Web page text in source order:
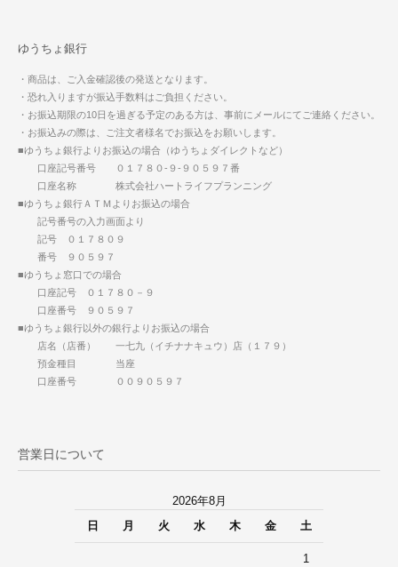
ゆうちょ銀行
・商品は、ご入金確認後の発送となります。
・恐れ入りますが振込手数料はご負担ください。
・お振込期限の10日を過ぎる予定のある方は、事前にメールにてご連絡ください。
・お振込みの際は、ご注文者様名でお振込をお願いします。
■ゆうちょ銀行よりお振込の場合（ゆうちょダイレクトなど）
口座記号番号 ０１７８０-９-９０５９７番
口座名称 株式会社ハートライフプランニング
■ゆうちょ銀行ＡＴＭよりお振込の場合
記号番号の入力画面より
記号 ０１７８０９
番号 ９０５９７
■ゆうちょ窓口での場合
口座記号 ０１７８０－９
口座番号 ９０５９７
■ゆうちょ銀行以外の銀行よりお振込の場合
店名（店番） 一七九（イチナナキュウ）店（１７９）
預金種目 当座
口座番号 ００９０５９７
営業日について
2026年8月
日
月 火 水 木 金 土
1